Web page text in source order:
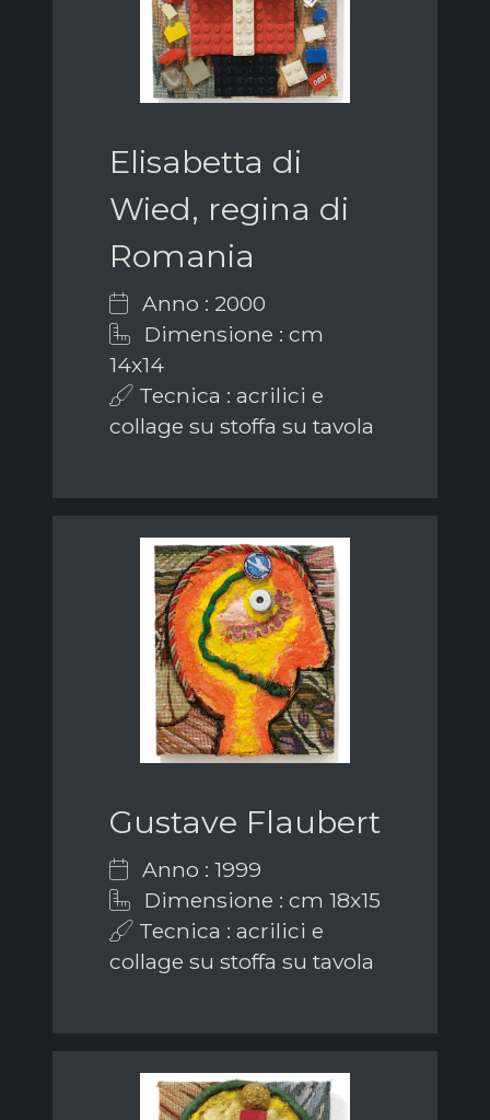
Elisabetta di
Wied, regina di
Romania
Anno : 2000
Dimensione : cm
14x14
Tecnica : acrilici e
collage su stoffa su tavola
Gustave Flaubert
Anno : 1999
Dimensione : cm 18x15
Tecnica : acrilici e
collage su stoffa su tavola